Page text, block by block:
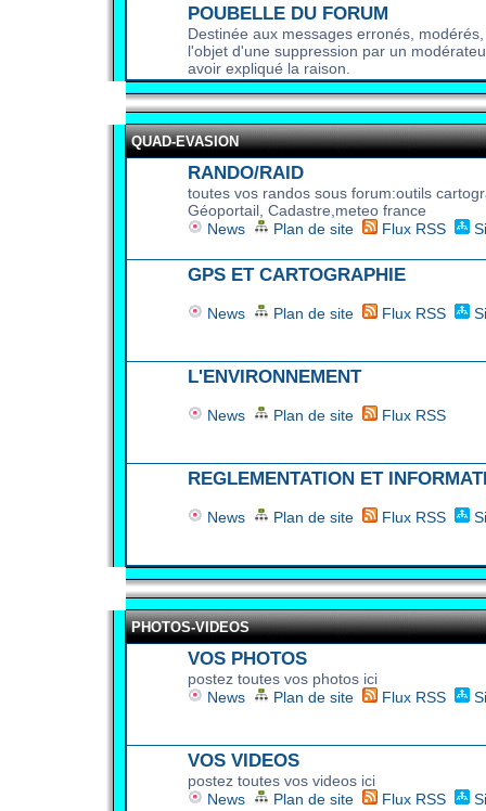
POUBELLE DU FORUM
Destinée aux messages erronés,
l'objet d'une suppression par un
avoir expliqué la raison.
QUAD-EVASION
RANDO/RAID
toutes vos randos sous forum:outils
Géoportail, Cadastre,meteo france
News
Plan de site Flux RSS
GPS ET CARTOGRAPHIE
News Plan de site Flux RSS
L'ENVIRONNEMENT
News Plan de site Flux RSS
REGLEMENTATION ET
News Plan de site Flux RSS
PHOTOS-VIDEOS
VOS PHOTOS
postez toutes vos photos ici
News
Plan de site Flux RSS
VOS VIDEOS
postez toutes vos videos ici
News
Plan de site Flux RSS